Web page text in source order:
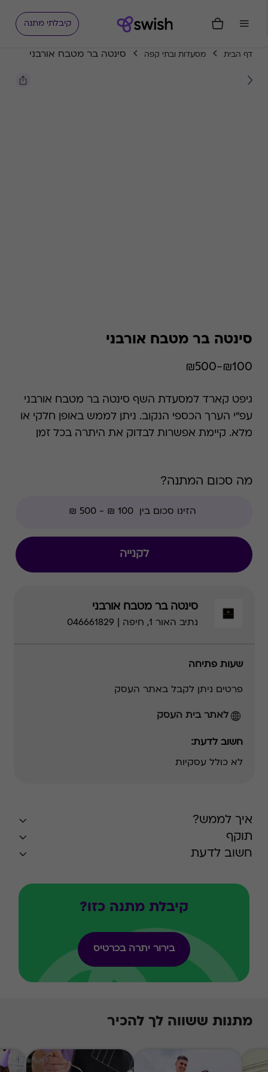
קיבלתי מתנה
דף הבית מסעדות ובתי קפה סינטה בר מטבח אורבני
סינטה בר מטבח אורבני
₪100-₪500
גיפט קארד למסעדת השף סינטה בר מטבח אורבני
עפ"י הערך הכספי הנקוב. ניתן לממש באופן חלקי או
מלא. קיימת אפשרות לבדוק את היתרה בכל זמן
מה סכום המתנה?
לקנייה
סינטה בר מטבח אורבני
נתיב האור 1, חיפה | 046661829
שעות פתיחה
פרטים ניתן לקבל באתר העסק
לאתר בית העסק
חשוב לדעת:
לא כולל עסקיות
איך לממש?
תוקף
חשוב לדעת
קיבלת מתנה כזו?
בירור יתרה בכרטיס
מתנות ששווה לך להכיר